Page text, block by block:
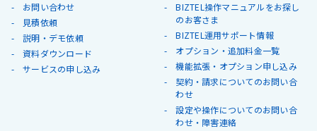
お問い合わせ
見積依頼
説明・デモ依頼
資料ダウンロード
サービスの申し込み
BIZTEL操作マニュアルをお探し
のお客さま
BIZTEL運用サポート情報
オプション・追加料金一覧
機能拡張・オプション申し込み
契約・請求についてのお問い合
わせ
設定や操作についてのお問い合
わせ・障害連絡